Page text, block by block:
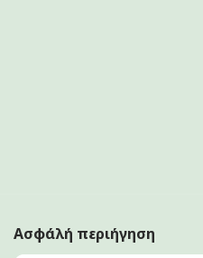
Ασφάλή περιήγηση